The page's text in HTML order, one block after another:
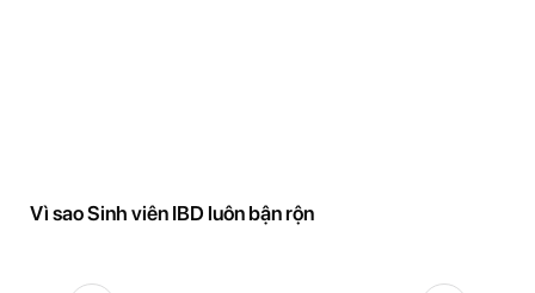
Vì sao Sinh viên IBD luôn bận rộn